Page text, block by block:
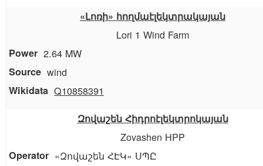
«Լոռի» հողմաէլեկտրակայան
Lori 1 Wind Farm
2.64 MW
wind
Q10858391
Զովաշեն Հիդրոէլեկտրոկայան
Zovashen HPP
«Զովաշեն ՀԷԿ» ՍՊԸ